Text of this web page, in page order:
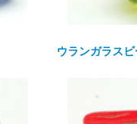
ウランガラス